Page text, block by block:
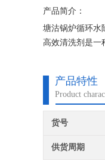
产品简介：
塘沽锅炉循环水
高效清洗剂是一
产品特性
Product
货号
供货周期